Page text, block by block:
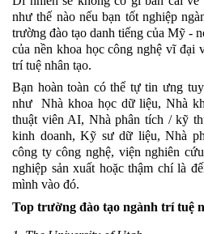
như thế nào nếu bạn tốt nghiệp
trường đào tạo danh tiếng của Mỹ -
của nền khoa học công nghệ vĩ đại
trí tuệ nhân tạo.
Bạn hoàn toàn có thể tự tin ưng
như  Nhà khoa học dữ liệu, Nhà
thuật viên AI, Nhà phân tích / kỹ
kinh doanh, Kỹ sư dữ liệu, Nhà
công ty công nghệ, viện nghiên
nghiệp sản xuất hoặc thậm chí là
mình vào đó.
Top trường đào tạo ngành trí tuệ